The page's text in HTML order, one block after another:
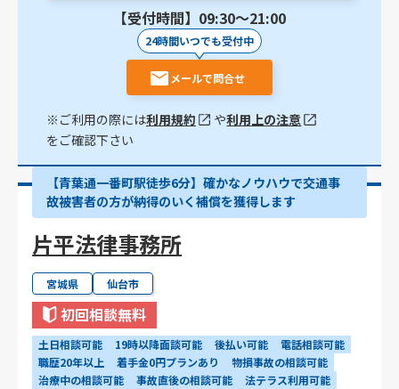
【受付時間】09:30〜21:00
24時間いつでも受付中
メールで問合せ
※ご利用の際には利用規約 や利用上の注意
をご確認下さい
【青葉通一番町駅徒歩6分】確かなノウハウで交通事
故被害者の方が納得のいく補償を獲得します
片平法律事務所
宮城県 仙台市
初回相談無料
土日相談可能 19時以降面談可能 後払い可能
電話相談可能
職歴20年以上
着手金0円プランあり
物損事故の相談可能
治療中の相談可能
事故直後の相談可能
法テラス利用可能